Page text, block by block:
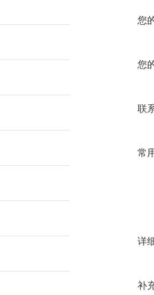
您
您
联
常
详
补